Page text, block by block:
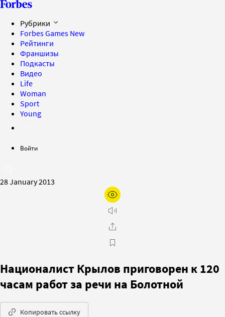
Рубрики
Forbes Games New
Рейтинги
Франшизы
Подкасты
Видео
Life
Woman
Sport
Young
Войти
28 January 2013
Националист Крылов приговорен к 120
часам работ за речи на Болотной
Копировать ссылку